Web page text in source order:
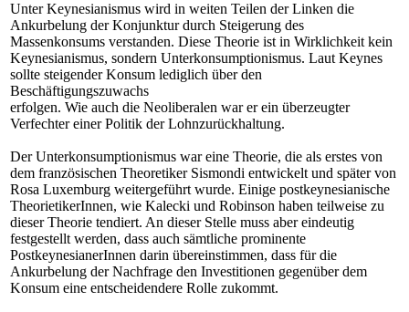
Unter Keynesianismus wird in weiten Teilen der Linken die
Ankurbelung der Konjunktur durch Steigerung des
Massenkonsums verstanden. Diese Theorie ist in Wirklichkeit kein
Keynesianismus, sondern Unterkonsumptionismus. Laut Keynes
sollte steigender Konsum lediglich über den
Beschäftigungszuwachs
erfolgen. Wie auch die Neoliberalen war er ein überzeugter
Verfechter einer Politik der Lohnzurückhaltung.
Der Unterkonsumptionismus war eine Theorie, die als erstes von
dem französischen Theoretiker Sismondi entwickelt und später von
Rosa Luxemburg weitergeführt wurde. Einige postkeynesianische
TheorietikerInnen, wie Kalecki und Robinson haben teilweise zu
dieser Theorie tendiert. An dieser Stelle muss aber eindeutig
festgestellt werden, dass auch sämtliche prominente
PostkeynesianerInnen darin übereinstimmen, dass für die
Ankurbelung der Nachfrage den Investitionen gegenüber dem
Konsum eine entscheidendere Rolle zukommt.